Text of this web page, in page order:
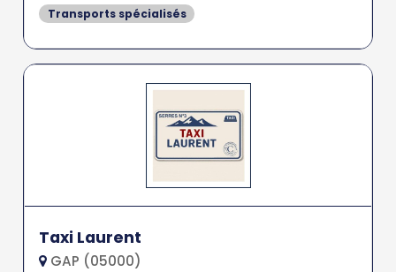
Transports spécialisés
Taxi Laurent
GAP (05000)